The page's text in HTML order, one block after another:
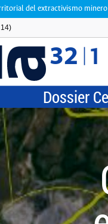
del extractivismo minero